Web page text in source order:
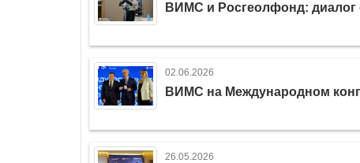
ВИМС и Росгеолфонд: диалог
02.06.2026
ВИМС на Международном
26.05.2026